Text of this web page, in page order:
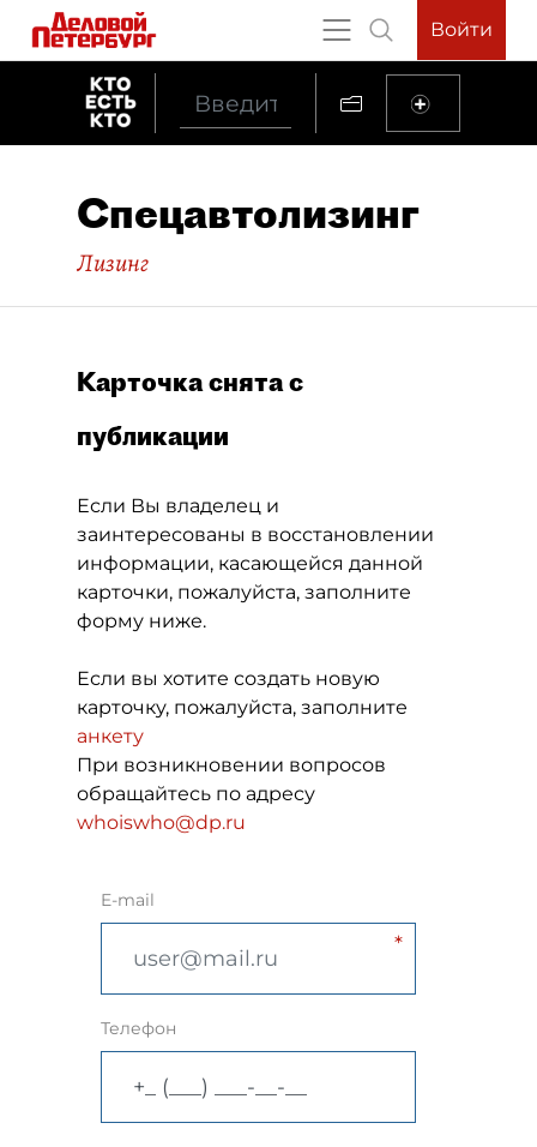
Войти
Спецавтолизинг
Лизинг
Карточка снята с
публикации
Если Вы владелец и
заинтересованы в восстановлении
информации, касающейся данной
карточки, пожалуйста, заполните
форму ниже.
Если вы хотите создать новую
карточку, пожалуйста, заполните
анкету
При возникновении вопросов
обращайтесь по адресу
whoiswho@dp.ru
E-mail
Телефон